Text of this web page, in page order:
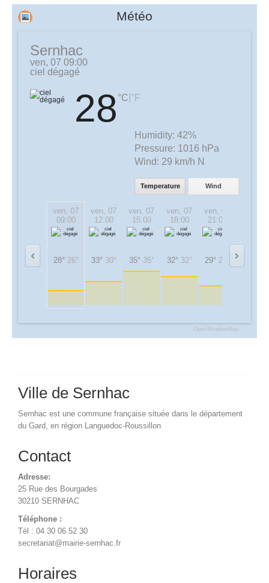
Météo
Sernhac
ven, 07 09:00
ciel dégagé
28 °C °F
Humidity: 42%
Pressure: 1016 hPa
Wind: 29 km/h N
Temperature Wind
ven, 07
09:00
28° 26°
ven, 07
12:00
33° 30°
ven, 07
15:00
35° 35°
ven, 07
18:00
32° 32°
ven, 07
21:00
29° 29°
OpenWeatherMap
Ville de Sernhac
Sernhac est une commune française située dans le département
du Gard, en région Languedoc-Roussillon
Contact
Adresse:
25 Rue des Bourgades
30210 SERNHAC
Téléphone :
Tél : 04 30 06 52 30
secretariat@mairie-sernhac.fr
Horaires